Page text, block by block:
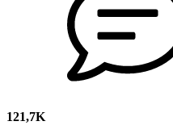
121,7K